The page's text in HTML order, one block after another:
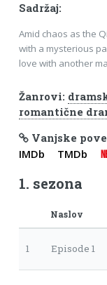
Sadržaj:
Amid chaos as the
with a mysterious
love with another
Žanrovi:
romantične
Vanjske
IMDb TMDb
1. sezona
Naslov
1 Episode 1